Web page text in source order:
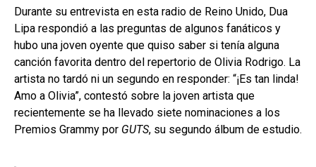
Durante su entrevista en esta radio de Reino Unido, Dua
Lipa respondió a las preguntas de algunos fanáticos y
hubo una joven oyente que quiso saber si tenía alguna
canción favorita dentro del repertorio de Olivia Rodrigo. La
artista no tardó ni un segundo en responder: “¡Es tan linda!
Amo a Olivia”, contestó sobre la joven artista que
recientemente se ha llevado siete nominaciones a los
Premios Grammy por GUTS, su segundo álbum de estudio.